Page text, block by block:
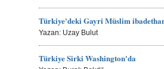
Türkiye'deki Gayri Müslim
Yazan: Uzay Bulut
Türkiye Sirki Washington'da